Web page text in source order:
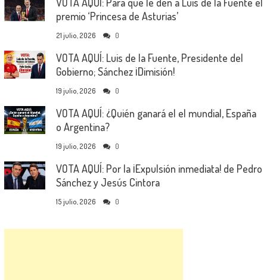
VOTA AQUÍ: Para que le den a Luis de la Fuente el
premio ‘Princesa de Asturias’
21 julio, 2026 0
VOTA AQUÍ: Luis de la Fuente, Presidente del
Gobierno; Sánchez ¡Dimisión!
19 julio, 2026 0
VOTA AQUÍ: ¿Quién ganará el el mundial, España
o Argentina?
19 julio, 2026 0
VOTA AQUÍ: Por la ¡Expulsión inmediata! de Pedro
Sánchez y Jesús Cintora
15 julio, 2026 0